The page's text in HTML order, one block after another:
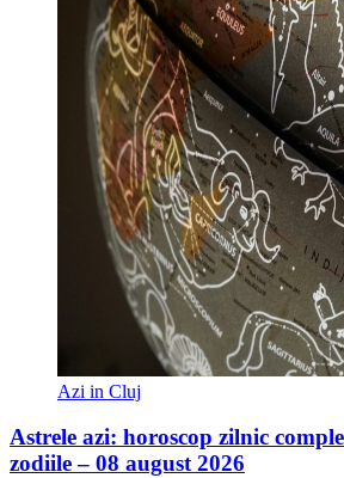
Azi in Cluj
Astrele azi: horoscop zilnic
zodiile – 08 august 2026